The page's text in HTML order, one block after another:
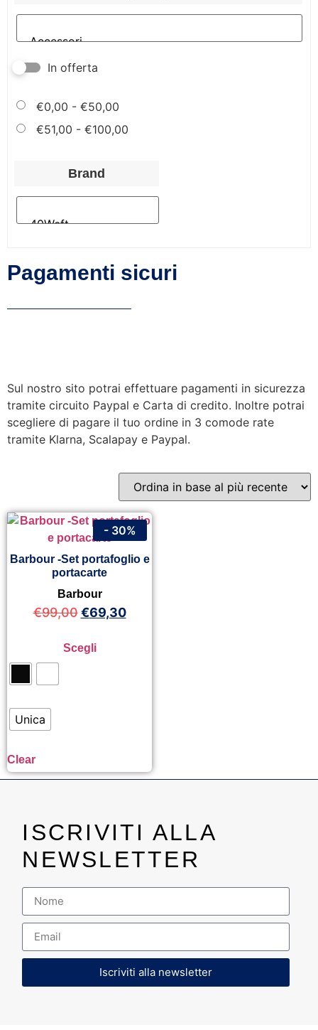
In offerta
€0,00 - €50,00
€51,00 - €100,00
Brand
Pagamenti sicuri
Sul nostro sito potrai effettuare pagamenti in sicurezza
tramite circuito Paypal e Carta di credito. Inoltre potrai
scegliere di pagare il tuo ordine in 3 comode rate
tramite Klarna, Scalapay e Paypal.
Barbour -Set portafoglio e
portacarte
Barbour
€99,00 €69,30
Scegli
Unica
Clear
- 30%
ISCRIVITI ALLA
NEWSLETTER
Iscriviti alla newsletter